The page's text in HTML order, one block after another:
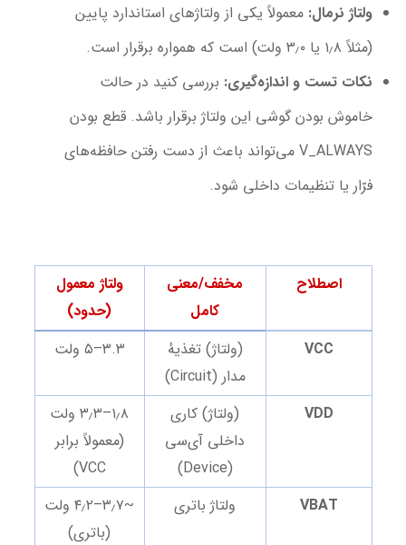
ولتاژ نرمال: معمولاً یکی از ولتاژهای استاندارد پایین
(مثلاً ۱٫۸ یا ۳٫۰ ولت) است که همواره برقرار است.
نکات تست و اندازه‌گیری: بررسی کنید در حالت
خاموش بودن گوشی این ولتاژ برقرار باشد. قطع بودن
V_ALWAYS می‌تواند باعث از دست رفتن حافظه‌های
فرّار یا تنظیمات داخلی شود.
اصطلاح
مخفف/معنی
کامل
ولتاژ معمول
(حدود)
VCC
(ولتاژ) تغذیهٔ
مدار (Circuit)
۳.۳–۵ ولت
VDD
(ولتاژ) کاری
داخلی آی‌سی
(Device)
۱٫۸–۳٫۳ ولت
(معمولاً برابر
VCC)
VBAT
ولتاژ باتری
~۳٫۷–۴٫۲ ولت
(باتری)